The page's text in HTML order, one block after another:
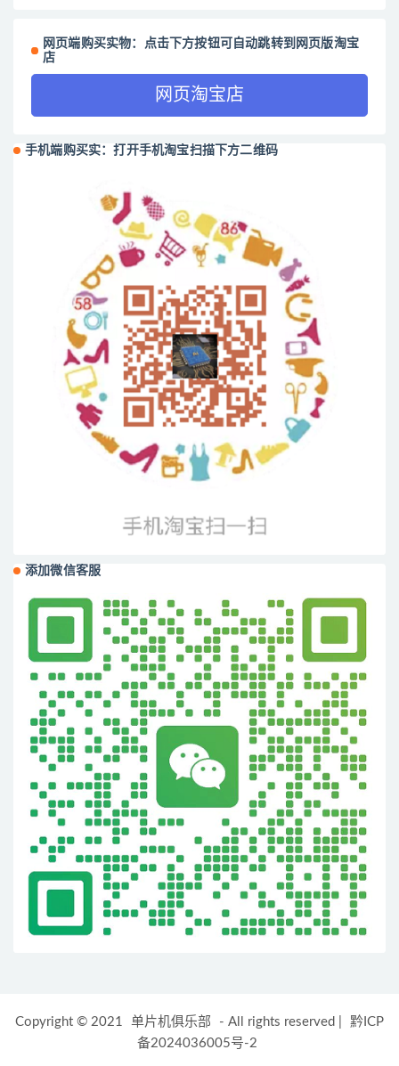
网页端购买实物：点击下方按钮可自动跳转到网页版淘宝
店
网页淘宝店
手机端购买实：打开手机淘宝扫描下方二维码
添加微信客服
Copyright © 2021 单片机俱乐部 - All rights reserved
黔ICP
备2024036005号-2